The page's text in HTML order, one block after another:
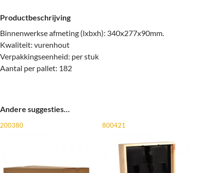
Productbeschrijving
Binnenwerkse afmeting (lxbxh): 340x277x90mm.
Kwaliteit: vurenhout
Verpakkingseenheid: per stuk
Aantal per pallet: 182
Andere suggesties…
200380 800421